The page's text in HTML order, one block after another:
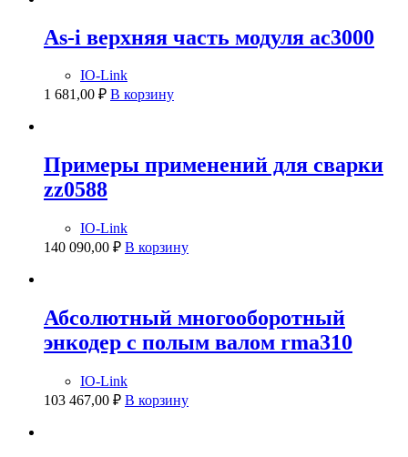
As-i верхняя часть модуля ac3000
IO-Link
1 681,00 ₽ В корзину
Примеры применений для сварки
zz0588
IO-Link
140 090,00 ₽ В корзину
Абсолютный многооборотный
энкодер с полым валом rma310
IO-Link
103 467,00 ₽ В корзину